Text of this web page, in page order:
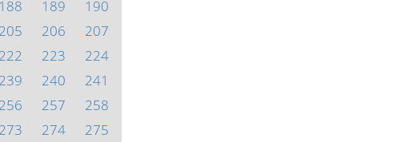
188 189
190
205 206
207
222 223
224
239 240
241
256 257
258
273 274 275